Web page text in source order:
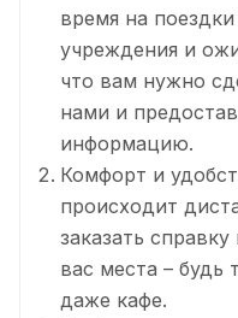
время на
учреждения и
что вам нужно
нами и
информацию.
Комфорт и
происходит
заказать
вас места –
даже кафе.